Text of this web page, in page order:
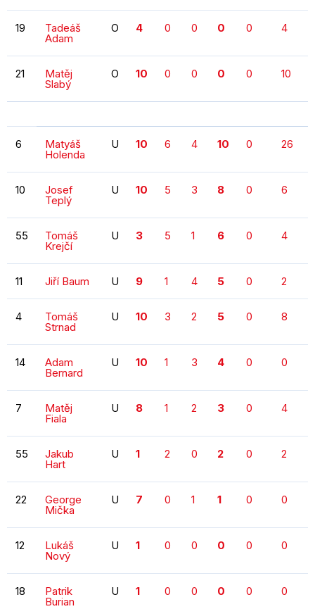
19 Tadeáš
Adam
O 4 0 0 0 0 4
21 Matěj
Slabý
O 10 0 0 0 0 10
6 Matyáš
Holenda
U 10 6 4 10 0 26
10 Josef
Teplý
U 10 5 3 8 0 6
55 Tomáš
Krejčí
U 3 5 1 6 0 4
11 Jiří Baum U 9 1 4 5 0 2
4 Tomáš
Strnad
U 10 3 2 5 0 8
14 Adam
Bernard
U 10 1 3 4 0 0
7 Matěj
Fiala
U 8 1 2 3 0 4
55 Jakub
Hart
U 1 2 0 2 0 2
22 George
Mička
U 7 0 1 1 0 0
12 Lukáš
Nový
U 1 0 0 0 0 0
18 Patrik
Burian
U 1 0 0 0 0 0